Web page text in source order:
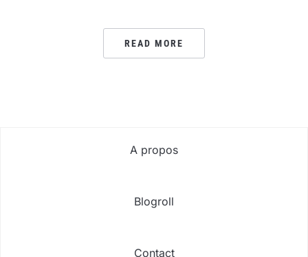
READ MORE
A propos
Blogroll
Contact